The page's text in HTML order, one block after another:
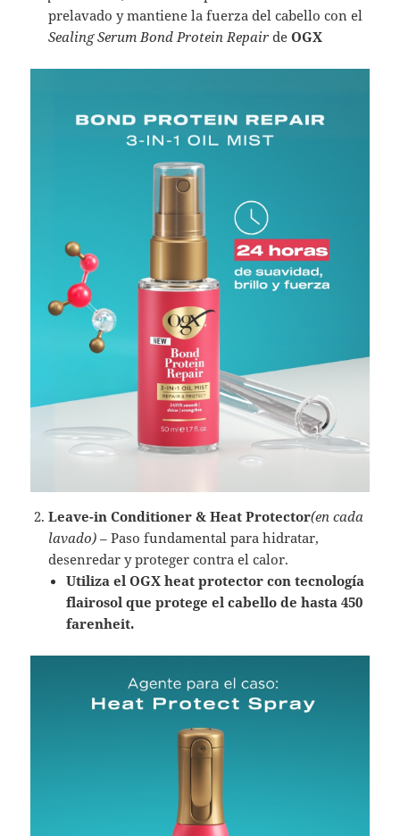
prelavado y mantiene la fuerza del cabello con el
Sealing Serum Bond Protein Repair deOGX
Leave-in Conditioner & Heat Protector(en cada
lavado) – Paso fundamental para hidratar,
desenredar y proteger contra el calor.
Utiliza el OGX heat protector con tecnología
flairosol que protege el cabello de hasta 450
farenheit.